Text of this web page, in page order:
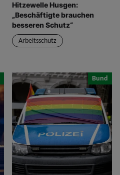
Hitzewelle Husgen:
„Beschäftigte brauchen
besseren Schutz“
Arbeitsschutz
Bund